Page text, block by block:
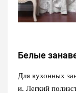
Белые
Для кухонных
и. Легкий